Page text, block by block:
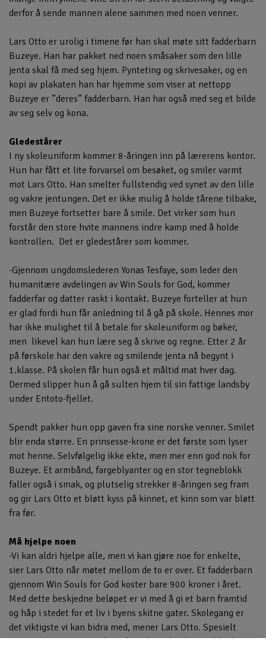
derfor å sende mannen alene sammen med noen venner.
Lars Otto er urolig i timene før han skal møte sitt fadderbarn
Buzeye. Han har pakket ned noen småsaker som den lille
jenta skal få med seg hjem. Pynteting og skrivesaker, og en
kopi av plakaten han har hjemme som viser at nettopp
Buzeye er ”deres” fadderbarn. Han har også med seg et bilde
av seg selv og kona.
Gledestårer
I ny skoleuniform kommer 8-åringen inn på lærerens kontor.
Hun har fått et lite forvarsel om besøket, og smiler varmt
mot Lars Otto. Han smelter fullstendig ved synet av den lille
og vakre jentungen. Det er ikke mulig å holde tårene tilbake,
men Buzeye fortsetter bare å smile. Det virker som hun
forstår den store hvite mannens indre kamp med å holde
kontrollen. Det er gledestårer som kommer.
-Gjennom ungdomslederen Yonas Tesfaye, som leder den
humanitære avdelingen av Win Souls for God, kommer
fadderfar og datter raskt i kontakt. Buzeye forteller at hun
er glad fordi hun får anledning til å gå på skole. Hennes mor
har ikke mulighet til å betale for skoleuniform og bøker,
men likevel kan hun lære seg å skrive og regne. Etter 2 år
på førskole har den vakre og smilende jenta nå begynt i
1.klasse. På skolen får hun også et måltid mat hver dag.
Dermed slipper hun å gå sulten hjem til sin fattige landsby
under Entoto-fjellet.
Spendt pakker hun opp gaven fra sine norske venner. Smilet
blir enda større. En prinsesse-krone er det første som lyser
mot henne. Selvfølgelig ikke ekte, men mer enn god nok for
Buzeye. Et armbånd, fargeblyanter og en stor tegneblokk
faller også i smak, og plutselig strekker 8-åringen seg fram
og gir Lars Otto et bløtt kyss på kinnet, et kinn som var bløtt
fra før.
Må hjelpe noen
-Vi kan aldri hjelpe alle, men vi kan gjøre noe for enkelte,
sier Lars Otto når møtet mellom de to er over. Et fadderbarn
gjennom Win Souls for God koster bare 900 kroner i året.
Med dette beskjedne beløpet er vi med å gi et barn framtid
og håp i stedet for et liv i byens skitne gater. Skolegang er
det viktigste vi kan bidra med, mener Lars Otto. Spesielt
unge jenter trenger utdannelse i dette landet. Da blir de en